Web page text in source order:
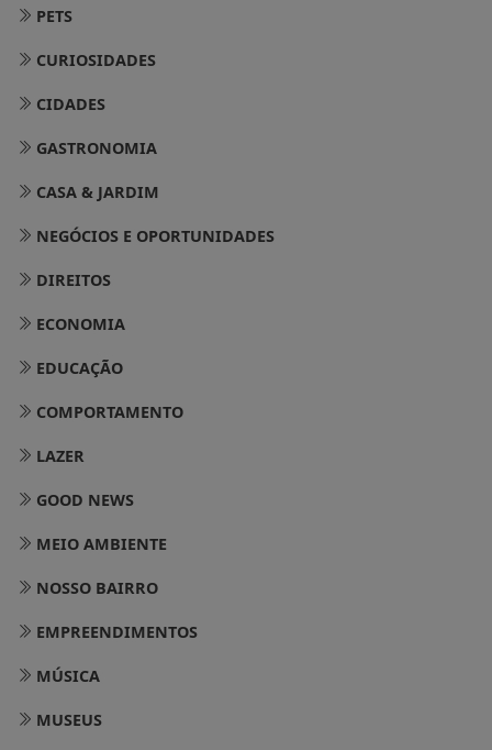
PETS
CURIOSIDADES
CIDADES
GASTRONOMIA
CASA & JARDIM
NEGÓCIOS E OPORTUNIDADES
DIREITOS
ECONOMIA
EDUCAÇÃO
COMPORTAMENTO
LAZER
GOOD NEWS
MEIO AMBIENTE
NOSSO BAIRRO
EMPREENDIMENTOS
MÚSICA
MUSEUS